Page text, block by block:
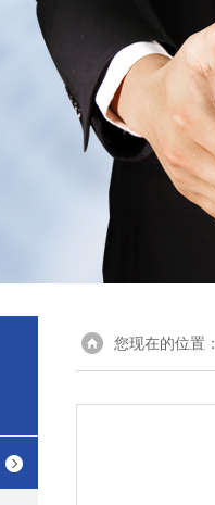
您现在的位置：